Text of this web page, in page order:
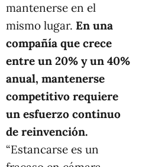
mantenerse en el
mismo lugar. En una
compañía que crece
entre un 20% y un 40%
anual, mantenerse
competitivo requiere
un esfuerzo continuo
de reinvención.
“Estancarse es un